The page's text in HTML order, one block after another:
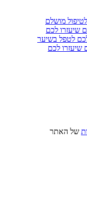
מושלם
שיעזרו לכם
לטפל בשיער
שיעזרו לכם
של האתר